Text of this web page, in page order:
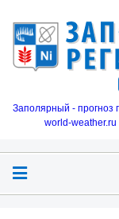
Заполярный - прогноз
world-weather.ru